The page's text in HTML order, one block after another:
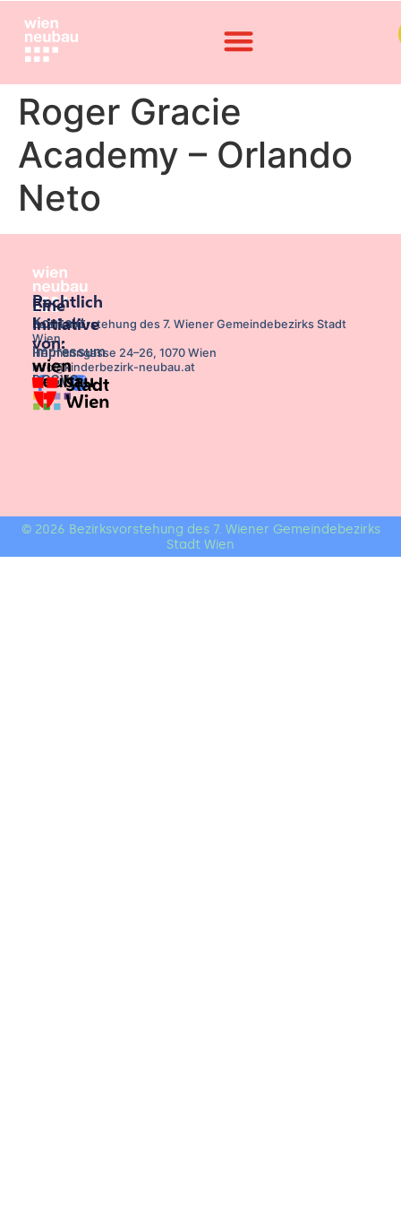
Roger Gracie
Academy – Orlando
Neto
Bezirksvorstehung des 7. Wiener Gemeindebezirks Stadt
Wien,
Hermanngasse 24–26, 1070 Wien
info@kinderbezirk-neubau.at
Rechtlich
Kontakt
Impressum
DSGVO
Eine
Initiative
von:
© 2026 Bezirksvorstehung des 7. Wiener Gemeindebezirks
Stadt Wien